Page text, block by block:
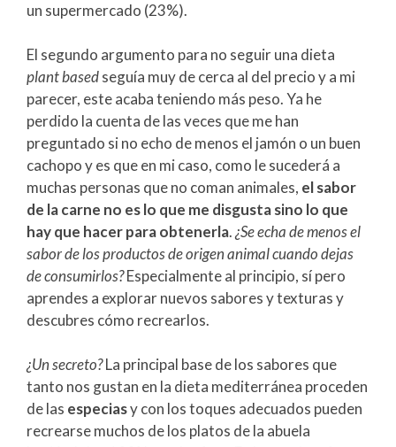
un supermercado (23%).
El segundo argumento para no seguir una dieta
plant basedseguía muy de cerca al del precio y a mi
parecer, este acaba teniendo más peso. Ya he
perdido la cuenta de las veces que me han
preguntado si no echo de menos el jamón o un buen
cachopo y es que en mi caso, como le sucederá a
muchas personas que no coman animales, el sabor
de la carne no es lo que me disgusta sino lo que
hay que hacer para obtenerla.¿Se echa de menos el
sabor de los productos de origen animal cuando dejas
de consumirlos?Especialmente al principio, sí pero
aprendes a explorar nuevos sabores y texturas y
descubres cómo recrearlos.
¿Un secreto?La principal base de los sabores que
tanto nos gustan en la dieta mediterránea proceden
de las especiasy con los toques adecuados pueden
recrearse muchos de los platos de la abuela